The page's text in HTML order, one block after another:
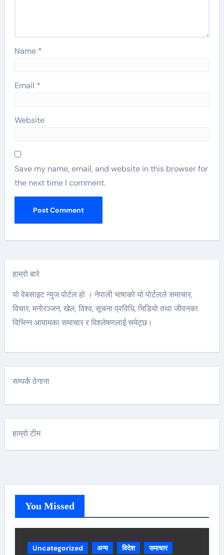
Name *
Email *
Website
Save my name, email, and website in this browser for
the next time I comment.
हाम्रो बारे
यो वेबसाइट न्युज पोर्टल हो । नेपाली भाषाको यो पोर्टलले समाचार,
विचार, मनोरञ्जन, खेल, विश्व, सूचना प्रविधि, भिडियो तथा जीवनका
विभिन्न आयामका समाचार र विश्लेषणलाई समेट्छ।
सम्पर्क ठेगाना
हाम्रो टीम
You Missed
Uncategorized अन्य विदेश समाचार